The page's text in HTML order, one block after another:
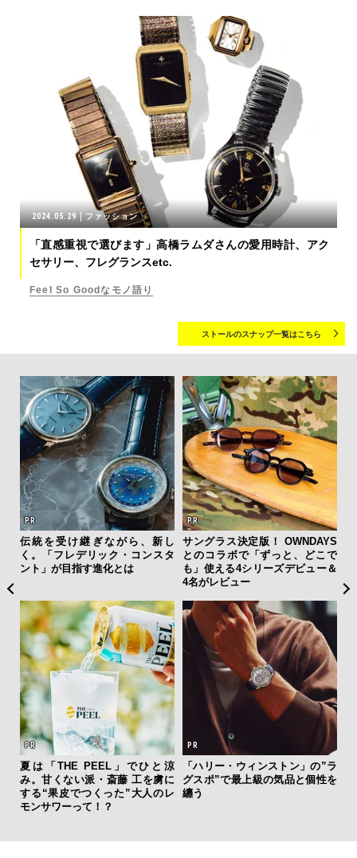
2024.05.29 ファッション
「直感重視で選びます」高橋ラムダさんの愛用時計、アク
セサリー、フレグランスetc.
Feel So Goodなモノ語り
ストールのスナップ一覧はこちら
伝統を受け継ぎながら、新し
く。「フレデリック・コンスタ
ント」が目指す進化とは
サングラス決定版！ OWNDAYS
とのコラボで「ずっと、どこで
も」使える4シリーズデビュー＆
4名がレビュー
夏は「THE PEEL」でひと涼
み。甘くない派・斎藤 工を虜に
する“果皮でつくった”大人のレ
モンサワーって！？
「ハリー・ウィンストン」の”ラ
グスポ”で最上級の気品と個性を
纏う
y